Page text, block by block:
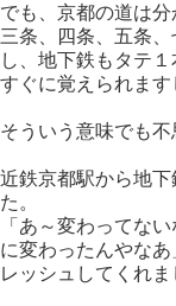
でも、京都の道は分
三条、四条、五条
し、地下鉄もタテ
すぐに覚えられます
そういう意味でも不
近鉄京都駅から地
た。
「あ～変わってな
に変わったんやな
レッシュしてくれま